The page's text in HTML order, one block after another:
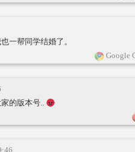
一帮同学结婚了。
Google
的版本号..